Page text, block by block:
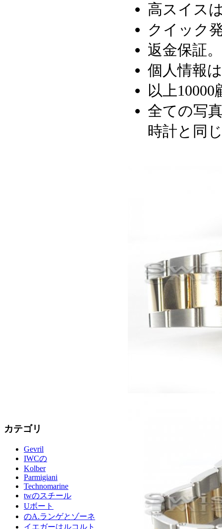
カテゴリ
Gevril
IWCの
Kolber
Parmigiani
Technomarine
twのスチール
Uボート
のA.ランゲとゾーネ
イエガーはルコルト
高スイス
クイック
返金保証。
個人情報
以上
全ての写
時計と同